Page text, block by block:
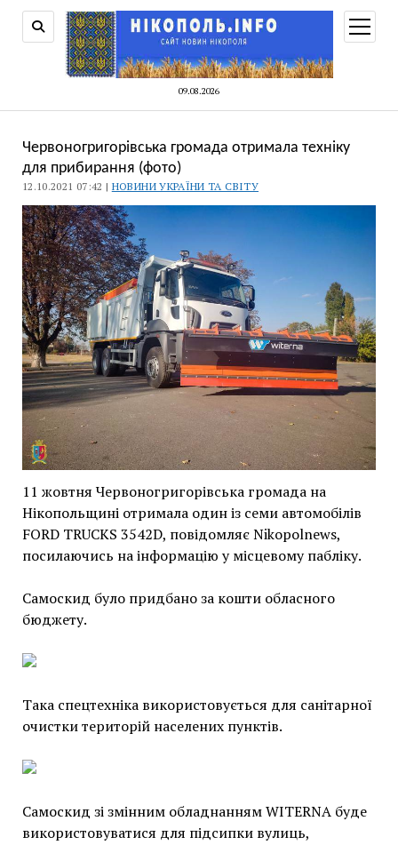
09.08.2026
меню
Червоногригорівська громада отримала техніку
для прибирання (фото)
12.10.2021 07:42 | НОВИНИ УКРАЇНИ ТА СВІТУ
11 жовтня Червоногригорівська громада на
Нікопольщині отримала один із семи автомобілів
FORD TRUCKS 3542D, повідомляє Nikopolnews,
посилаючись на інформацію у місцевому пабліку.
Самоскид було придбано за кошти обласного
бюджету.
Така спецтехніка використовується для санітарної
очистки територій населених пунктів.
Самоскид зі змінним обладнанням WITERNA буде
використовуватися для підсипки вулиць,